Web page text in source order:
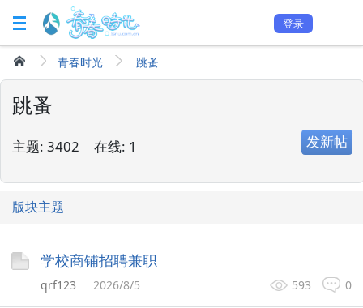
登录
青春时光 跳蚤
跳蚤
主题: 3402 在线: 1 发新帖
版块主题
学校商铺招聘兼职
0
593
qrf123 2026/8/5